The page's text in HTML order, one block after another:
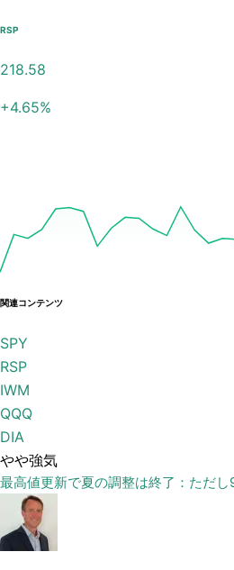
RSP
218.58
+4.65%
関連コンテンツ
SPY
RSP
IWM
QQQ
DIA
やや強気
最高値更新で夏の調整は終了：ただ